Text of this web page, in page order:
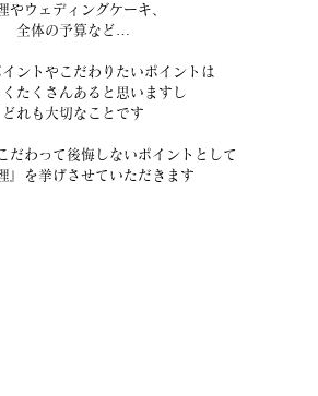
やウェディングケーキ、
全体の予算など…
ントやこだわりたいポイントは
くたくさんあると思いますし
どれも大切なことです
だわって後悔しないポイントとして
』を挙げさせていただきます